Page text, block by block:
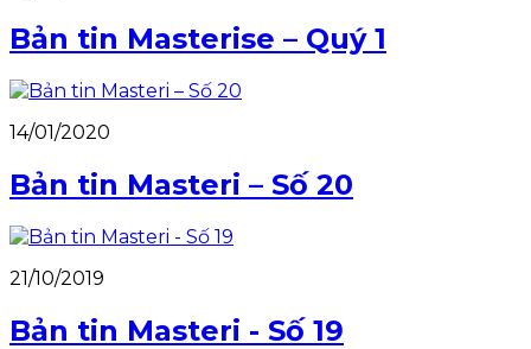
Bản tin Masterise – Quý 1
14/01/2020
Bản tin Masteri – Số 20
21/10/2019
Bản tin Masteri - Số 19